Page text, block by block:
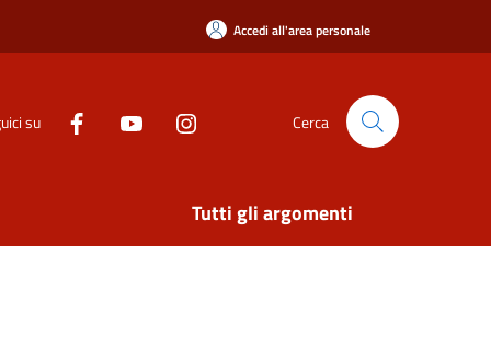
Accedi all'area personale
su Cerca
Tutti gli argomenti